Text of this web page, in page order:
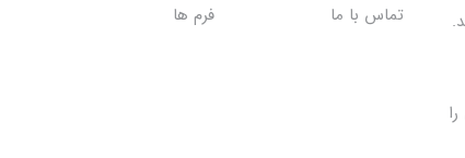
تماس با ما
فرم ها